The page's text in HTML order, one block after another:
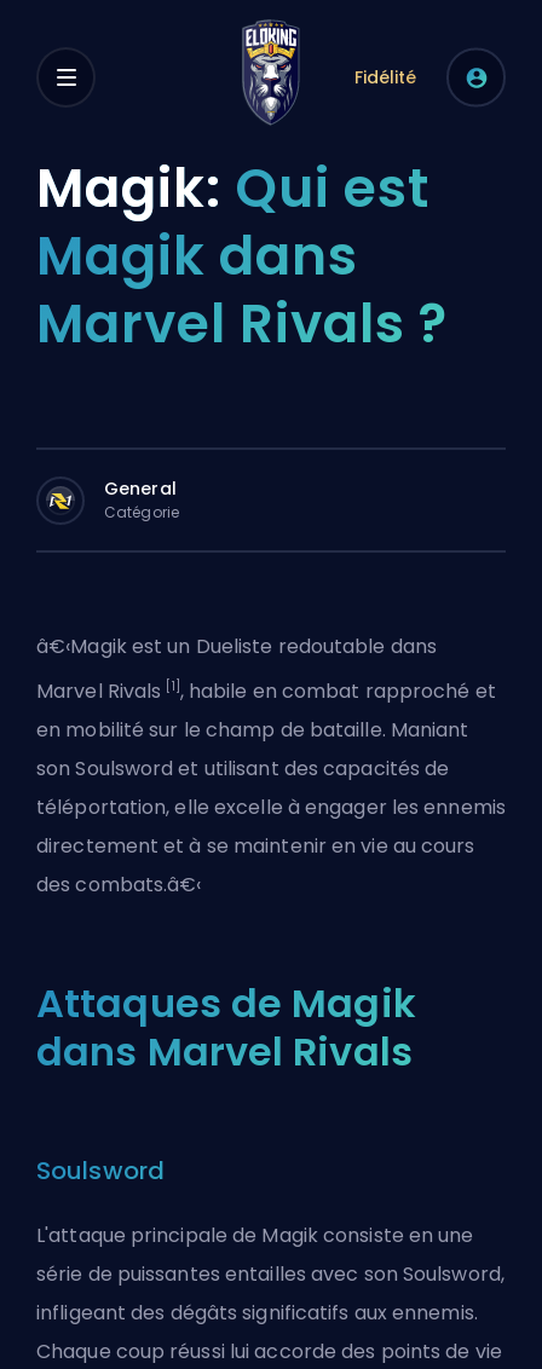
Fidélité
Magik: Qui est
Magik dans
Marvel Rivals ?
General
Catégorie
â€‹Magik est un Dueliste redoutable dans
Marvel Rivals
[1] , habile en combat rapproché et
en mobilité sur le champ de bataille. Maniant
son Soulsword et utilisant des capacités de
téléportation, elle excelle à engager les ennemis
directement et à se maintenir en vie au cours
des combats.â€‹
Attaques de Magik
dans Marvel Rivals
Soulsword
L'attaque principale de Magik consiste en une
série de puissantes entailles avec son Soulsword,
infligeant des dégâts significatifs aux ennemis.
Chaque coup réussi lui accorde des points de vie